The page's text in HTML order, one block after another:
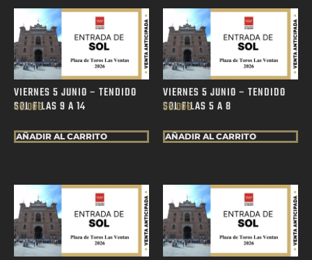
VIERNES 5 JUNIO – TENDIDO
SOL FILAS 9 A 14
45.00€
AÑADIR AL CARRITO
VIERNES 5 JUNIO – TENDIDO
SOL FILAS 5 A 8
55.00€
AÑADIR AL CARRITO